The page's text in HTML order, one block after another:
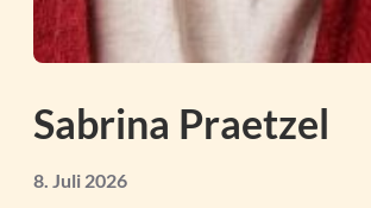
Sabrina Praetzel
8. Juli 2026